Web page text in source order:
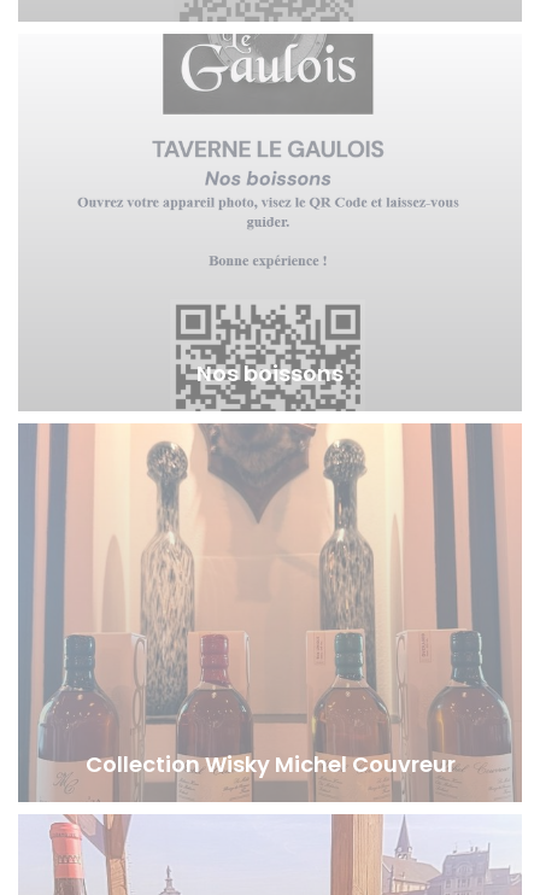
Nos boissons
Collection Wisky Michel Couvreur